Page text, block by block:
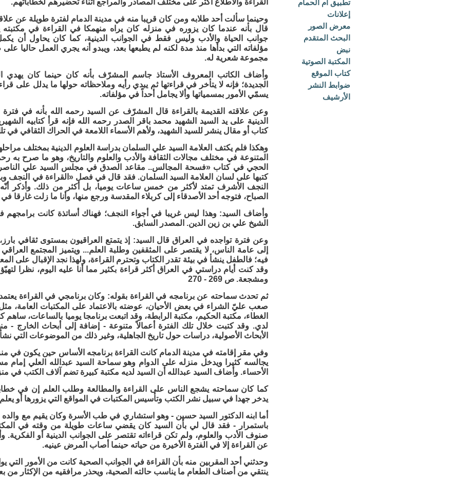
تطبيق أم الحمام
إعلانات
معرض الصور
البحث المتقدم
نبض
المكتبة الصوتية
كتاب الموقع
ضوابط النشر
الأرشيف
القراءة والاطلاع أكثر على مختلف المصادر والمراجع أثناء تحضيرهم لخطاباتهم.
وحينما سألت أحد طلابه ومن كان قريبا منه في مدينة الدمام لفترة طويلة عن
قال بأنه عندما كان يزوره في منزله كان يراه منهمكا في القراءة في
جوانب الحياة والأدب وليس فقط في الجوانب الدينية، كما كان يحاول أن
مؤلفاته التي بدأها منذ مدة لكنه لم يطبعها بعد، ويبدو أنه يجري العمل حاليا
مجموعة شعرية له.
وأضاف الكاتب المعروف الأستاذ جاسم المشرّف بأنه كان حينما كان يهدي
الجديدة؛ فإنه لا يتأخر في قراءتها ثم يبدي رأيه وملاحظاته حولها ما يدلل على
يسمّي الأمور بمسمياتها وألا يجامل أحداً في مؤلفاته.
وعن علاقته القديمة بالقراءة قال المشرّف عن السيد رحمه الله بأنه في
الدينية على يد السيد الشهيد محمد باقر الصدر رحمه الله فإنه قرأ كتابيه
كتاب أو مقال ينشر للسيد الشهيد، ولأهم الأسماء اللامعة في الحراك الثقافي في
وهكذا فلم يكتف العلامة السيد علي السلمان بدراسة العلوم الدينية بمختلف
المتنوعة في مختلف مجالات الثقافة والأدب والعلوم والتاريخ، وهو ما صرح به
الحجي في كتاب «فسحة المجالس.. مقاعد الصدق في مجلس السيد علي
النجف الأشرف تمتد لأكثر من خمس ساعات يوميا، بل أكثر من ذلك. وأذكر
الصباح، فتوجه أحد الأصدقاء إلى كربلاء المقدسة ورجع منها، وأنا ما زلت غارقا
وأضاف السيد: وهذا ليس غريبا في أجواء النجف؛ فهناك أساتذة كانت برامجهم
الشيخ علي بن زين الدين. المصدر السابق.
وعن فترة تواجده في العراق قال السيد: إذ يتمتع العراقيون بمستوى ثقافي
إلى عامة الناس، لا يقتصر على المثقفين وطلبة العلم... ويتميز المجتمع
فيه؛ فالطفل ينشأ في بيئة تقدر الكتاب وتحترم القراءة، ولهذا نجد الإقبال على
وقد كنت أيام دراستي في العراق أكثر قراءة بكثير مما أنا عليه اليوم، نظرا
ومشجعة. ص 269 - 270
ثم تحدث سماحته عن برنامجه في القراءة بقوله: وكان برنامجي في القراءة
صعب عليّ الشراء في بعض الأحيان، عوضته بالاعتماد على المكتبات العامة، مثل
الغطاء، مكتبة الحكيم، مكتبة الرابطة، وقد اتبعت برنامجا يوميا بالساعات، ساهم
لدي. وقد كتبت خلال تلك الفترة أعمالاً متنوعة - إضافة إلى أبحاث الخارج -
الأبحاث الأصولية، دراسات حول تاريخ الجاهلية، وغير ذلك من الموضوعات التي
وفي مقر إقامته في مدينة الدمام كانت القراءة برنامجه الأساس حين يكون في
يجالسه كثيرا ويدخل منزله على الدوام وهو سماحة السيد عبدالله العلي
الأحساء. وأضاف السيد عبدالله أن السيد لديه مكتبة كبيرة تضم آلاف الكتب في
كما كان سماحته يشجع الناس على القراءة والمطالعة وطلب العلم إن في
يدخر جهدا في سبيل نشر الكتب وتأسيس المكتبات في المواقع التي يزورها أو يعلم
أما ابنه الدكتور السيد حسين - وهو استشاري في طب الأسرة وكان يقيم مع والده
باستمرار - فقد قال لي بأن السيد كان يقضي ساعات طويلة من وقته في
صنوف الأدب والعلوم، ولم تكن قراءاته تقتصر على الجوانب الدينية أو
عن القراءة إلا في الفترة الأخيرة من حياته حينما أصاب المرض عينيه.
وحدثني أحد المقربين منه بأن القراءة في الجوانب الصحية كانت من الأمور التي
ينتقي من أصناف الطعام ما يناسب حالته الصحية، ويحذر مرافقيه من الإكثار من